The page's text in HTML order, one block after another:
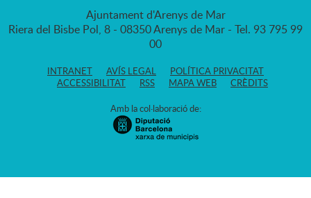
Ajuntament d'Arenys de Mar
Riera del Bisbe Pol, 8 - 08350 Arenys de Mar - Tel. 93 795 99
00
INTRANET AVÍS LEGAL
POLÍTICA PRIVACITAT
ACCESSIBILITAT
RSS MAPA WEB CRÈDITS
Amb la col·laboració de: